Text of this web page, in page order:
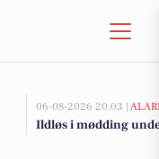
06-08-2026 20:03 |
Ildløs i mødding